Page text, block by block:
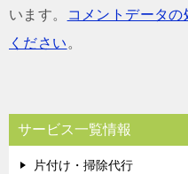
います。
コメントデータ
ください 。
サービス一覧情報
片付け・掃除代行